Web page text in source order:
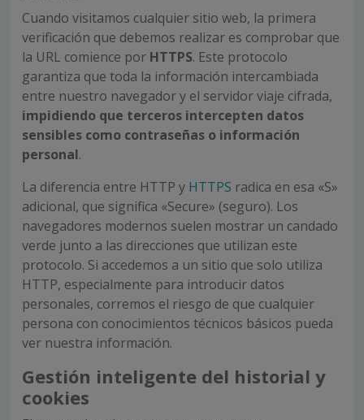
Cuando visitamos cualquier sitio web, la primera
verificación que debemos realizar es comprobar que
la URL comience por HTTPS. Este protocolo
garantiza que toda la información intercambiada
entre nuestro navegador y el servidor viaje cifrada,
impidiendo que terceros intercepten datos
sensibles como contraseñas o información
personal.
La diferencia entre HTTP y HTTPS radica en esa «S»
adicional, que significa «Secure» (seguro). Los
navegadores modernos suelen mostrar un candado
verde junto a las direcciones que utilizan este
protocolo. Si accedemos a un sitio que solo utiliza
HTTP, especialmente para introducir datos
personales, corremos el riesgo de que cualquier
persona con conocimientos técnicos básicos pueda
ver nuestra información.
Gestión inteligente del historial y
cookies